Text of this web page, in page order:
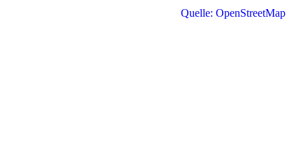
Quelle: OpenStreetMap